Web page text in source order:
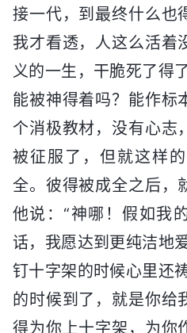
接一代，到最终什么也
我才看透，人这么活着
义的一生，干脆死了得
能被神得着吗？能作标
个消极教材，没有心志
被征服了，但就这样
全。彼得被成全之后，
他说：“神哪！假如我
话，我愿达到更纯洁地
钉十字架的时候心里还
的时候到了，就是你给
得为你上十字架，为你